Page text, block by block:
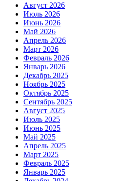
Август 2026
Июль 2026
Июнь 2026
Май 2026
Апрель 2026
Март 2026
Февраль 2026
Январь 2026
Декабрь 2025
Ноябрь 2025
Октябрь 2025
Сентябрь 2025
Август 2025
Июль 2025
Июнь 2025
Май 2025
Апрель 2025
Март 2025
Февраль 2025
Январь 2025